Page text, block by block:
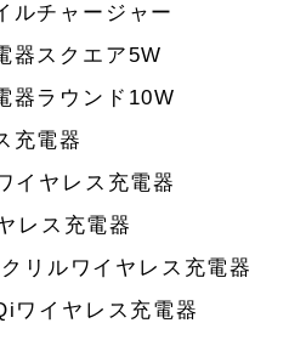
ルチャージャー
器スクエア5W
器ラウンド10W
充電器
イヤレス充電器
レス充電器
リルワイヤレス充電器
ワイヤレス充電器